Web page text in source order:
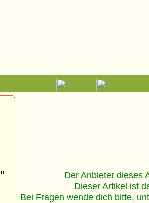
Der Anbieter dieses
Dieser Artikel ist
Bei Fragen wende dich bitte,